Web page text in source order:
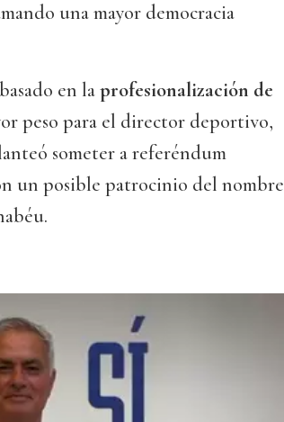
una mayor democracia
en laprofesionalización de
peso para el director deportivo,
someter a referéndum
un posible patrocinio del nombre